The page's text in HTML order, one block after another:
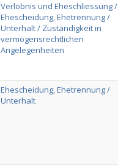
Verlöbnis und Eheschliessung /
Ehescheidung, Ehetrennung /
Unterhalt / Zuständigkeit in
vermögensrechtlichen
Angelegenheiten
Ehescheidung, Ehetrennung /
Unterhalt